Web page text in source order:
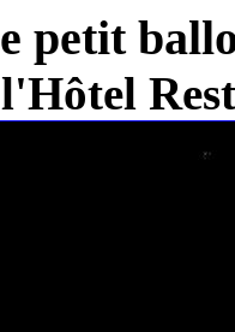
petit